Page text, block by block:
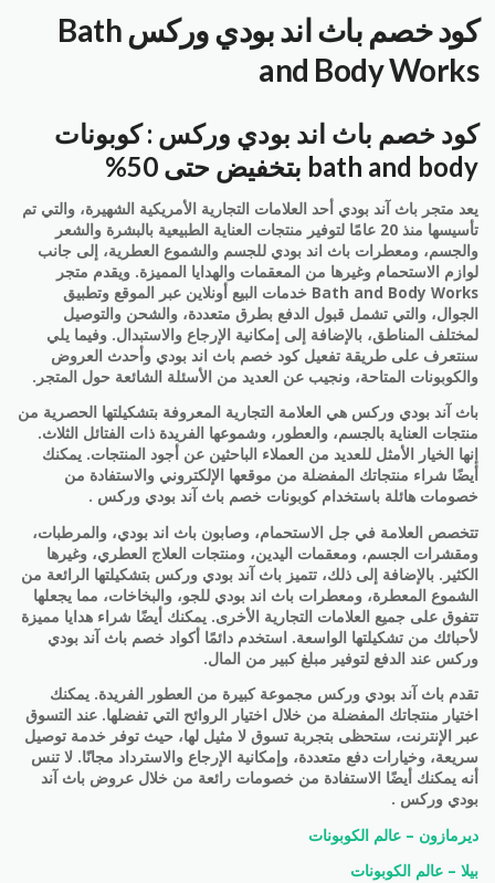
كود خصم باث اند بودي وركس Bath
and Body Works
كود خصم باث اند بودي وركس : كوبونات
bath and body بتخفيض حتى 50%
يعد متجر باث آند بودي أحد العلامات التجارية الأمريكية الشهيرة، والتي تم
تأسيسها منذ 20 عامًا لتوفير منتجات العناية الطبيعية بالبشرة والشعر
والجسم، ومعطرات باث اند بودي للجسم والشموع العطرية، إلى جانب
لوازم الاستحمام وغيرها من المعقمات والهدايا المميزة. ويقدم متجر
Bath and Body Works خدمات البيع أونلاين عبر الموقع وتطبيق
الجوال، والتي تشمل قبول الدفع بطرق متعددة، والشحن والتوصيل
لمختلف المناطق، بالإضافة إلى إمكانية الإرجاع والاستبدال. وفيما يلي
سنتعرف على طريقة تفعيل كود خصم باث اند بودي وأحدث العروض
والكوبونات المتاحة، ونجيب عن العديد من الأسئلة الشائعة حول المتجر.
باث آند بودي وركس هي العلامة التجارية المعروفة بتشكيلتها الحصرية من
منتجات العناية بالجسم، والعطور، وشموعها الفريدة ذات الفتائل الثلاث.
إنها الخيار الأمثل للعديد من العملاء الباحثين عن أجود المنتجات. يمكنك
أيضًا شراء منتجاتك المفضلة من موقعها الإلكتروني والاستفادة من
خصومات هائلة باستخدام كوبونات خصم باث آند بودي وركس .
تتخصص العلامة في جل الاستحمام، وصابون باث اند بودي، والمرطبات،
ومقشرات الجسم، ومعقمات اليدين، ومنتجات العلاج العطري، وغيرها
الكثير. بالإضافة إلى ذلك، تتميز باث آند بودي وركس بتشكيلتها الرائعة من
الشموع المعطرة، ومعطرات باث اند بودي للجو، والبخاخات، مما يجعلها
تتفوق على جميع العلامات التجارية الأخرى. يمكنك أيضًا شراء هدايا مميزة
لأحبائك من تشكيلتها الواسعة. استخدم دائمًا أكواد خصم باث آند بودي
وركس عند الدفع لتوفير مبلغ كبير من المال.
تقدم باث آند بودي وركس مجموعة كبيرة من العطور الفريدة. يمكنك
اختيار منتجاتك المفضلة من خلال اختيار الروائح التي تفضلها. عند التسوق
عبر الإنترنت، ستحظى بتجربة تسوق لا مثيل لها، حيث توفر خدمة توصيل
سريعة، وخيارات دفع متعددة، وإمكانية الإرجاع والاسترداد مجانًا. لا تنس
أنه يمكنك أيضًا الاستفادة من خصومات رائعة من خلال عروض باث آند
بودي وركس .
ديرمازون – عالم الكوبونات
بيلا – عالم الكوبونات